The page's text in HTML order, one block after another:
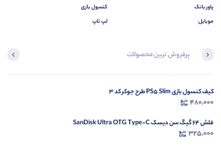
پاور بانک
موبایل
کنسول بازی
لپ تاپ
پرفروش ترین محصولات
کیف کنسول بازی PS5 Slim طرح جوکر کد 3
480,000
فلش 64 گیگ سن دیسک SanDisk Ultra OTG Type-C
325,000
لپ تاپ استوک اچ پی 15.6 اینچی HP G4 450 Core i5 7200U 16GB 256GB SSD
37,500,000